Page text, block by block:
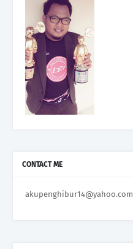
CONTACT ME
akupenghibur14@yahoo.com